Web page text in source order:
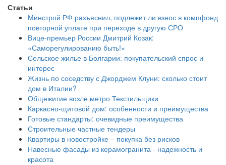
Статьи
Минстрой РФ разъяснил, подлежит ли взнос в компфонд
повторной уплате при переходе в другую СРО
Вице-премьер России Дмитрий Козак:
«Саморегулированию быть!»
Сельское жилье в Болгарии: покупательский спрос и
интерес
Жизнь по соседству с Джорджем Клуни: сколько стоит
дом в Италии?
Общежитие возле метро Текстильщики
Каркасно-щитовой дом: особенности и преимущества
Готовые стандарты: очевидные преимущества
Строительные частные тендеры
Квартиры в новостройке – покупка без рисков
Навесные фасады из керамогранита - надежность и
красота